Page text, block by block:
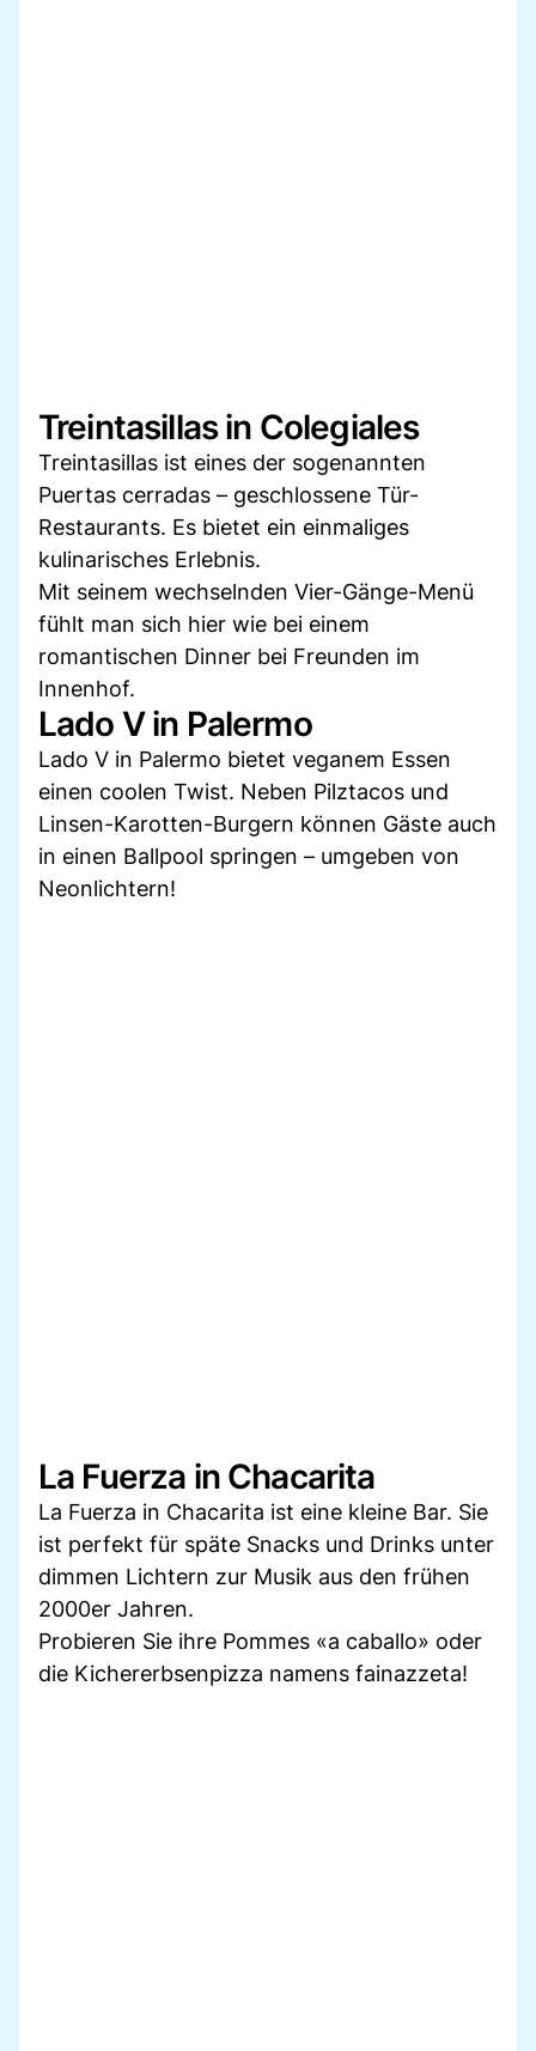
Treintasillas in Colegiales
Treintasillas ist eines der sogenannten
Puertas cerradas – geschlossene Tür-
Restaurants. Es bietet ein einmaliges
kulinarisches Erlebnis.
Mit seinem wechselnden Vier-Gänge-Menü
fühlt man sich hier wie bei einem
romantischen Dinner bei Freunden im
Innenhof.
Lado V in Palermo
Lado V in Palermo bietet veganem Essen
einen coolen Twist. Neben Pilztacos und
Linsen-Karotten-Burgern können Gäste auch
in einen Ballpool springen – umgeben von
Neonlichtern!
La Fuerza in Chacarita
La Fuerza in Chacarita ist eine kleine Bar. Sie
ist perfekt für späte Snacks und Drinks unter
dimmen Lichtern zur Musik aus den frühen
2000er Jahren.
Probieren Sie ihre Pommes «a caballo» oder
die Kichererbsenpizza namens fainazzeta!